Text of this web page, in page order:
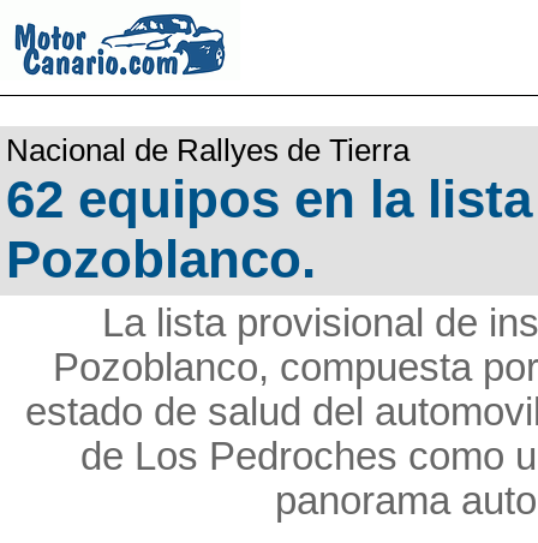
Nacional de Rallyes de Tierra
62 equipos en la
Pozoblanco.
La lista provisional de
Pozoblanco, compuesta
estado de salud del
de Los Pedroches como
panorama